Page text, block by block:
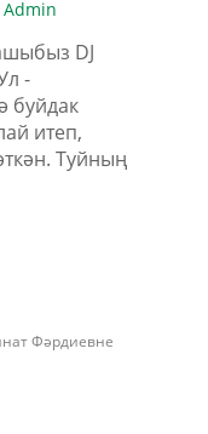
Admin
DJ
-
буйдак
итеп,
Туйның